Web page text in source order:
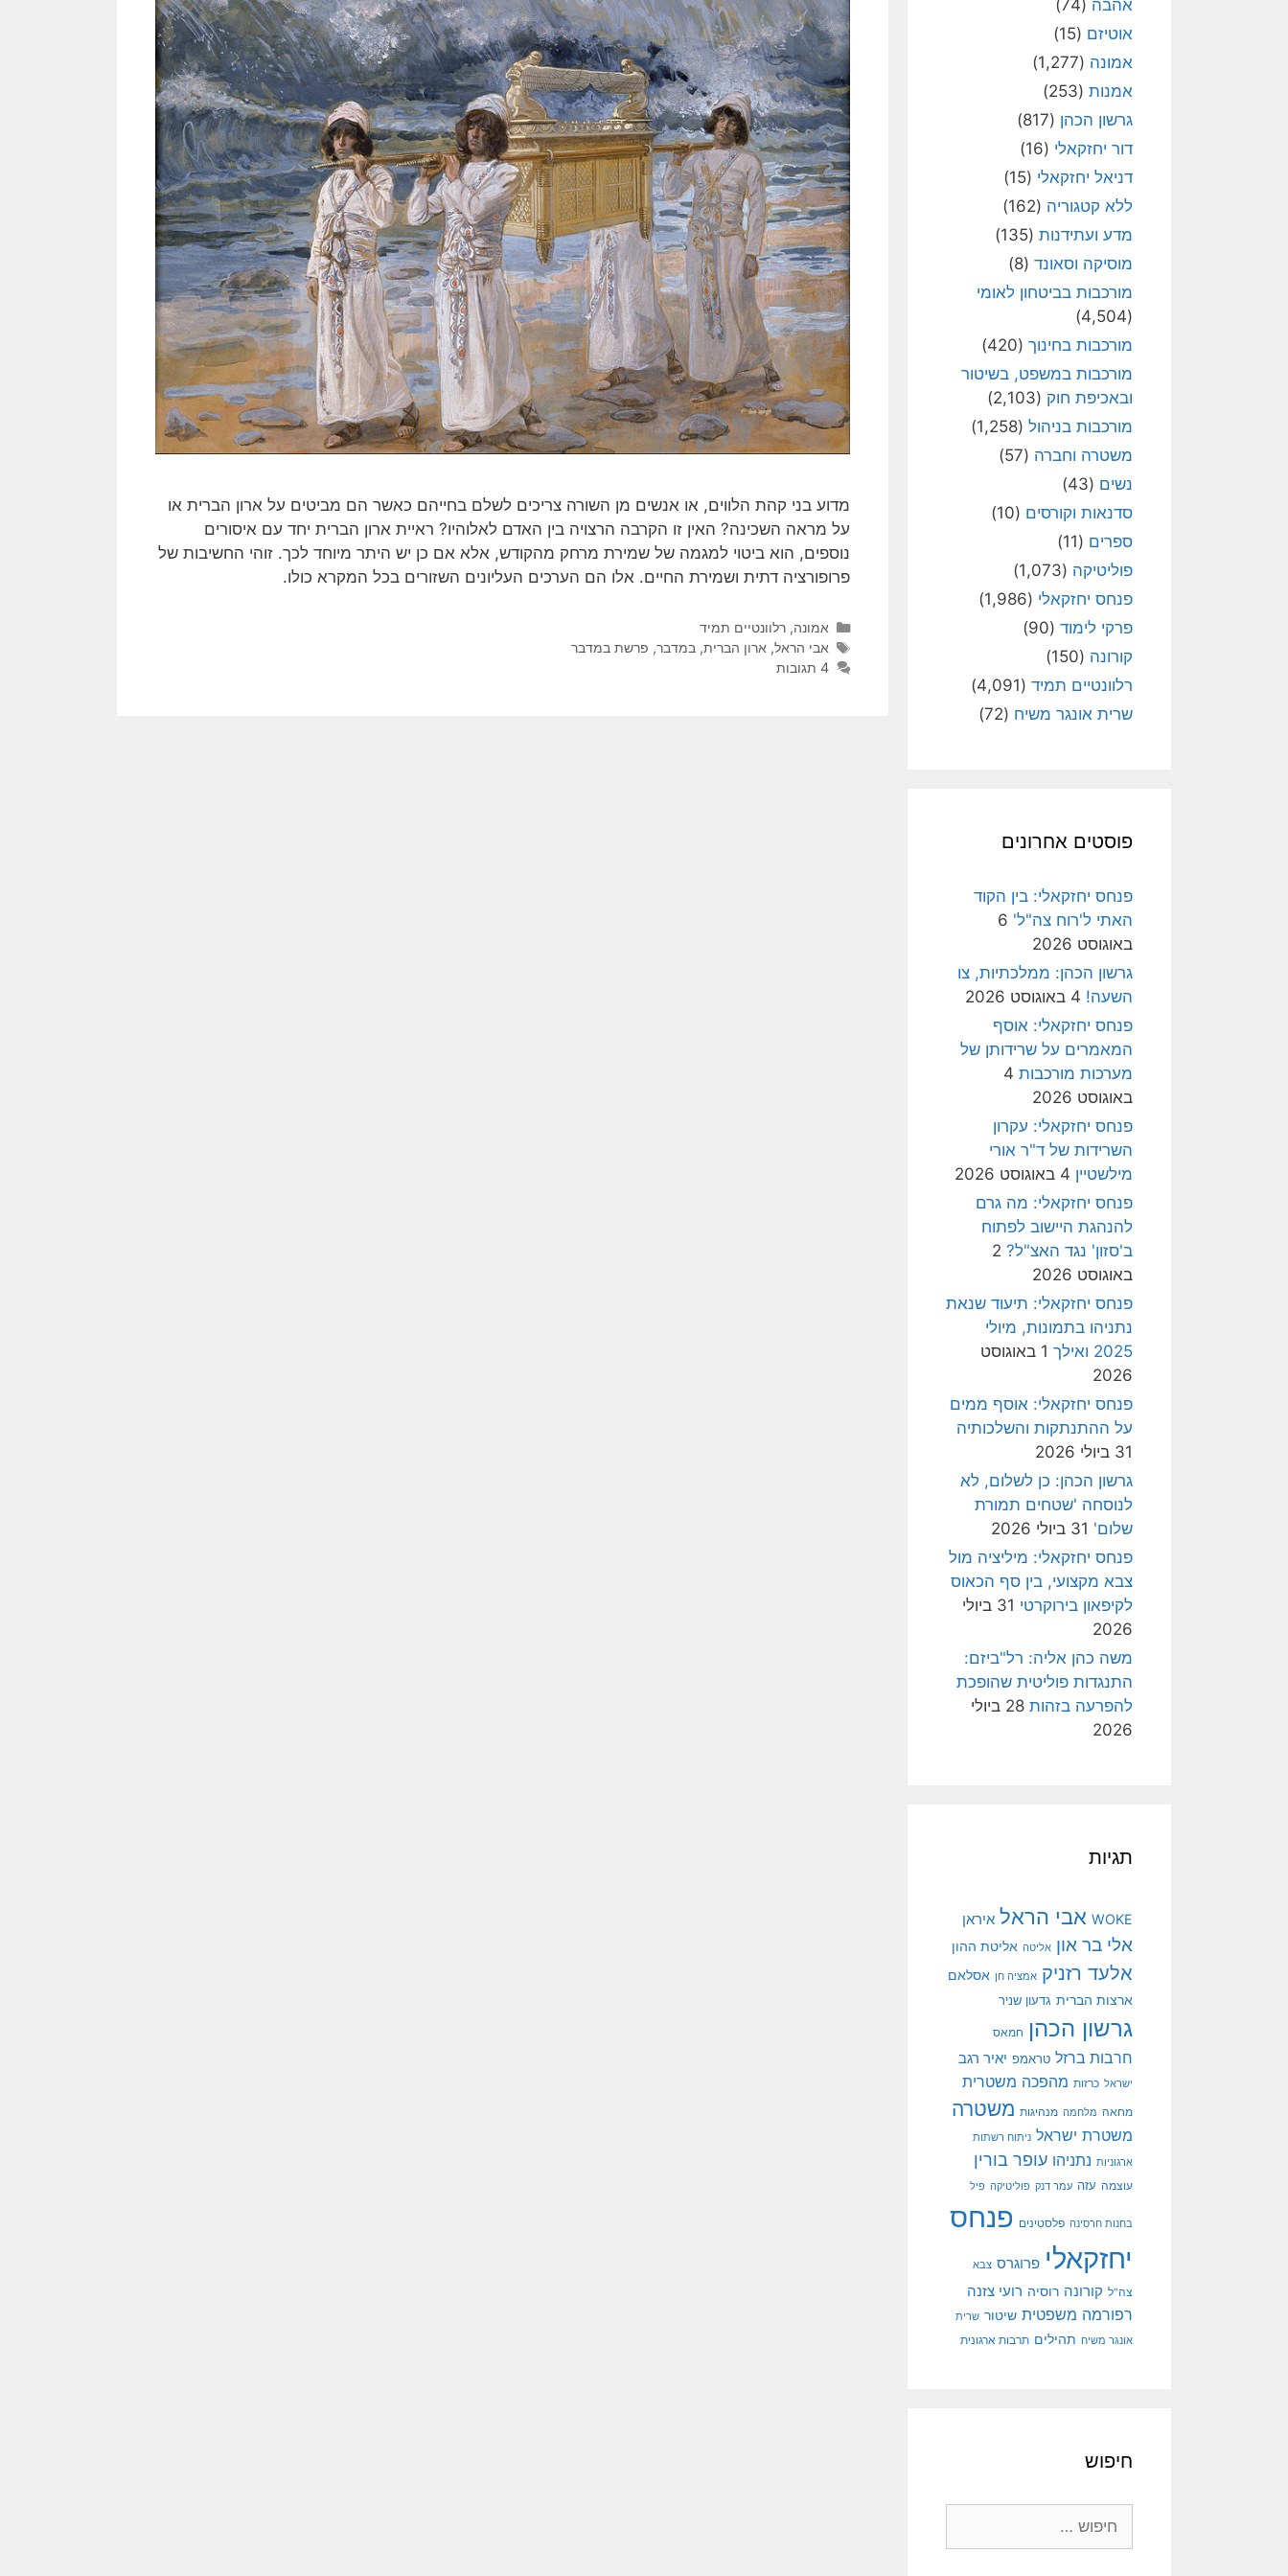
מדוע בני קהת הלווים, או אנשים מן השורה צריכים לשלם בחייהם כאשר הם מביטים על ארון הברית או
על מראה השכינה? האין זו הקרבה הרצויה בין האדם לאלוהיו? ראיית ארון הברית יחד עם איסורים
נוספים, הוא ביטוי למגמה של שמירת מרחק מהקודש, אלא אם כן יש היתר מיוחד לכך. זוהי החשיבות של
פרופורציה דתית ושמירת החיים. אלו הם הערכים העליונים השזורים בכל המקרא כולו.
קטגוריות
אמונה, רלוונטיים תמיד
תגיות
אבי הראל, ארון הברית, במדבר, פרשת במדבר
4 תגובות
אהבה (74)
אוטיזם (15)
אמונה (1,277)
אמנות (253)
גרשון הכהן (817)
דור יחזקאלי (16)
דניאל יחזקאלי (15)
ללא קטגוריה (162)
מדע ועתידנות (135)
מוסיקה וסאונד (8)
מורכבות בביטחון לאומי
(4,504)
מורכבות בחינוך (420)
מורכבות במשפט, בשיטור
ובאכיפת חוק (2,103)
מורכבות בניהול (1,258)
משטרה וחברה (57)
נשים (43)
סדנאות וקורסים (10)
ספרים (11)
פוליטיקה (1,073)
פנחס יחזקאלי (1,986)
פרקי לימוד (90)
קורונה (150)
רלוונטיים תמיד (4,091)
שרית אונגר משיח (72)
פוסטים אחרונים
פנחס יחזקאלי: בין הקוד
האתי ל'רוח צה"ל' 6
באוגוסט 2026
גרשון הכהן: ממלכתיות, צו
השעה! 4 באוגוסט 2026
פנחס יחזקאלי: אוסף
המאמרים על שרידותן של
מערכות מורכבות 4
באוגוסט 2026
פנחס יחזקאלי: עקרון
השרידות של ד"ר אורי
מילשטיין 4 באוגוסט 2026
פנחס יחזקאלי: מה גרם
להנהגת היישוב לפתוח
ב'סזון' נגד האצ"ל? 2
באוגוסט 2026
פנחס יחזקאלי: תיעוד שנאת
נתניהו בתמונות, מיולי
2025 ואילך
1 באוגוסט
2026
פנחס יחזקאלי: אוסף ממים
על ההתנתקות והשלכותיה
31 ביולי 2026
גרשון הכהן: כן לשלום, לא
לנוסחה 'שטחים תמורת
שלום' 31 ביולי 2026
פנחס יחזקאלי: מיליציה מול
צבא מקצועי, בין סף הכאוס
לקיפאון בירוקרטי
31 ביולי
2026
משה כהן אליה: רל"ביזם:
התנגדות פוליטית שהופכת
להפרעה בזהות
28 ביולי
2026
תגיות
WOKE אבי הראל איראן
אלי בר און אליטה אליטת ההון
אלעד רזניק אמציה חן אסלאם
ארצות הברית גדעון שניר
גרשון הכהן חמאס
חרבות ברזל טראמפ יאיר רגב
ישראל כרזות מהפכה משטרית
מחאה מלחמה מנהיגות משטרה
משטרת ישראל ניתוח רשתות
ארגוניות נתניהו עופר בורין
עוצמה עזה עמר דנק פוליטיקה פיל
בחנות חרסינה פלסטינים פנחס
יחזקאלי פרוגרס צבא
צה"ל קורונה רוסיה רועי צזנה
רפורמה משפטית שיטור שרית
אונגר משיח תהילים תרבות ארגונית
חיפוש